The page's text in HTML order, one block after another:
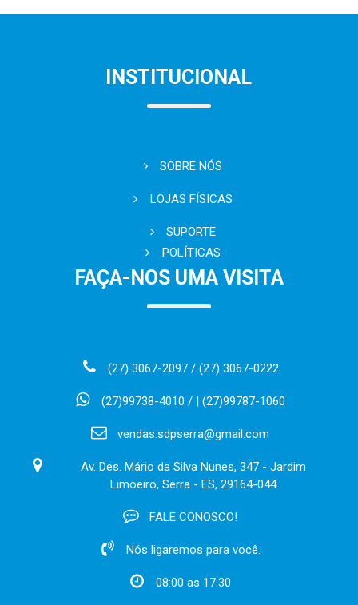
INSTITUCIONAL
SOBRE NÓS
LOJAS FÍSICAS
SUPORTE
POLÍTICAS
FAÇA-NOS UMA VISITA
(27) 3067-2097 / (27) 3067-0222
(27)99738-4010 / | (27)99787-1060
vendas.sdpserra@gmail.com
Av. Des. Mário da Silva Nunes, 347 - Jardim
Limoeiro, Serra - ES, 29164-044
FALE CONOSCO!
Nós ligaremos para você.
08:00 as 17:30